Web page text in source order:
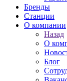
Бренды
Станции
О компании
Назад
О
Блог